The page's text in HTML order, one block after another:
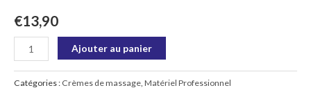
€13,90
Ajouter au panier
Catégories : Crèmes de massage Matériel Professionnel